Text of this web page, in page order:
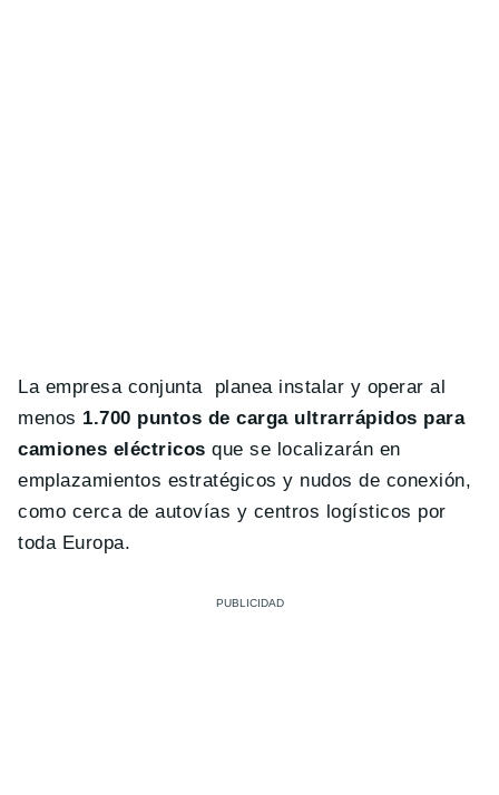
La empresa conjunta planea instalar y operar al
menos 1.700 puntos de carga ultrarrápidos para
camiones eléctricos que se localizarán en
emplazamientos estratégicos y nudos de conexión,
como cerca de autovías y centros logísticos por
toda Europa.